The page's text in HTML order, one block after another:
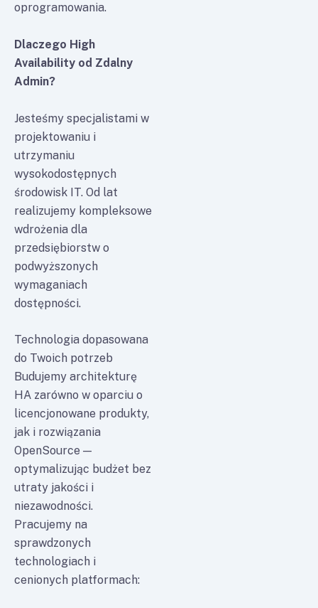
oprogramowania.
Dlaczego High
Availability od Zdalny
Admin?
Jesteśmy specjalistami w
projektowaniu i
utrzymaniu
wysokodostępnych
środowisk IT. Od lat
realizujemy kompleksowe
wdrożenia dla
przedsiębiorstw o
podwyższonych
wymaganiach
dostępności.
Technologia dopasowana
do Twoich potrzeb
Budujemy architekturę
HA zarówno w oparciu o
licencjonowane produkty,
jak i rozwiązania
OpenSource —
optymalizując budżet bez
utraty jakości i
niezawodności.
Pracujemy na
sprawdzonych
technologiach i
cenionych platformach: